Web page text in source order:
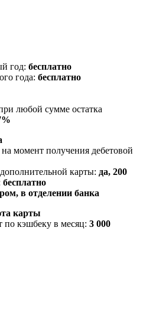
год: бесплатно
года: бесплатно
любой сумме остатка
момент получения дебетовой
карты: да, 200
бесплатно
в отделении банка
карты
по кэшбеку в месяц: 3 000